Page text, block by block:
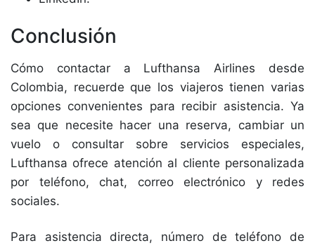
Conclusión
Cómo contactar a Lufthansa Airlines desde
Colombia, recuerde que los viajeros tienen varias
opciones convenientes para recibir asistencia. Ya
sea que necesite hacer una reserva, cambiar un
vuelo o consultar sobre servicios especiales,
Lufthansa ofrece atención al cliente personalizada
por teléfono, chat, correo electrónico y redes
sociales.
Para asistencia directa, número de teléfono de